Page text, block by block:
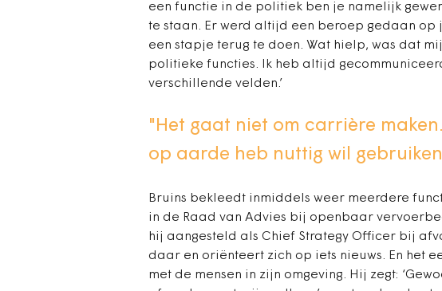
een functie in de politiek ben je namelijk
te staan. Er werd altijd een beroep gedaan op
een stapje terug te doen. Wat hielp, was dat
politieke functies. Ik heb altijd
verschillende velden.’
"Het gaat niet om carrière
op aarde heb nuttig wil
Bruins bekleedt inmiddels weer meerdere
in de Raad van Advies bij openbaar
hij aangesteld als Chief Strategy Officer bij
daar en oriënteert zich op iets nieuws. En het
met de mensen in zijn omgeving. Hij zegt: